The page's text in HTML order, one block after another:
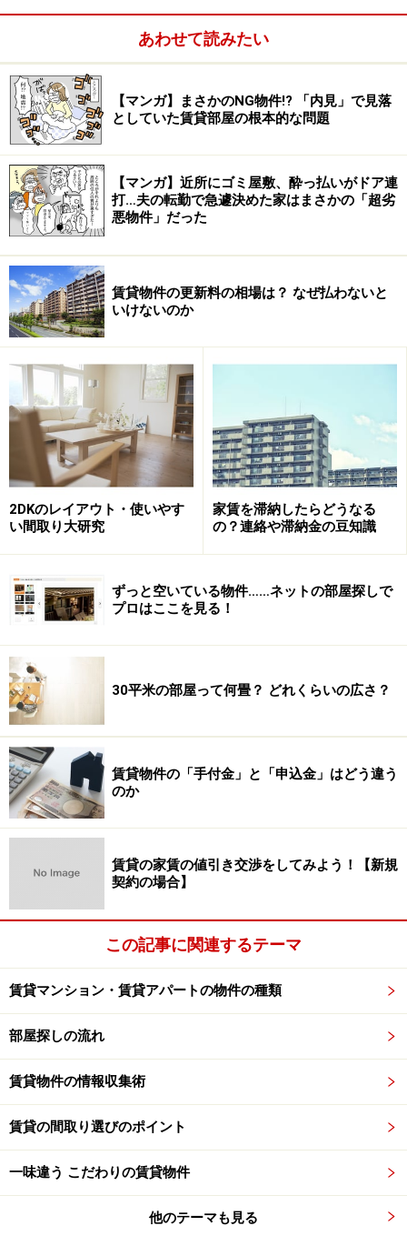
を変更したらいくらくらい安くなるのか、といった相場
が分かっていれば、部屋探しも上手にできるようになる
のです。
家賃相場の算出の仕方
家賃相場は既存の賃貸物件を対象にして算出されます。
いの数があればいいのかという決まりはありませんが発
表されているデータをみると
最低でも1駅20件以上のデータ をとっているようです。
とつは、
坪単価の平均データ
つは,span class="bo1">賃料そのものの平均データを出し
たもの。
坪単価とは、一坪あたりの賃料のことで、一坪とは昔か
ら使われている不動産の基本単位。1坪＝1間×1間＝約
1.8m×約1.8m＝約3.3平米に相当します。たたみ2畳分が
一坪ですね。（たたみの長いほうが1間）
坪単価の計算は、例えば【43平米の2DK、家賃が8万円
の物件】の場合、
43平米÷3.3平米＝約13坪
8万円÷13坪＝0.62万円
∴坪単価 0.62万円（6200円）
基本的には、この坪単価から計算したものを家賃相場と
くらなのか、分かりづらい人のために、賃料そのものか
ら計算して家賃相場を出しているものもあります。
あわせて読みたい
【マンガ】まさかのNG物件!? 「内見」で見落
としていた賃貸部屋の根本的な問題
【マンガ】近所にゴミ屋敷、酔っ払いがドア連
打…夫の転勤で急遽決めた家はまさかの「超劣
悪物件」だった
賃貸物件の更新料の相場は？ なぜ払わないと
いけないのか
2DKのレイアウト・使いやす
い間取り大研究
家賃を滞納したらどうなる
の？連絡や滞納金の豆知識
ずっと空いている物件……ネットの部屋探しで
プロはここを見る！
30平米の部屋って何畳？ どれくらいの広さ？
賃貸物件の「手付金」と「申込金」はどう違う
のか
賃貸の家賃の値引き交渉をしてみよう！【新規
契約の場合】
この記事に関連するテーマ
賃貸マンション・賃貸アパートの物件の種類
部屋探しの流れ
賃貸物件の情報収集術
賃貸の間取り選びのポイント
一味違う こだわりの賃貸物件
他のテーマも見る